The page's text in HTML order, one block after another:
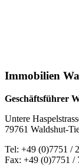
Immobilien
Geschäftsführer
Untere
79761 Waldshut-
Tel: +49 (0)7751 /
Fax: +49 (0)7751 /